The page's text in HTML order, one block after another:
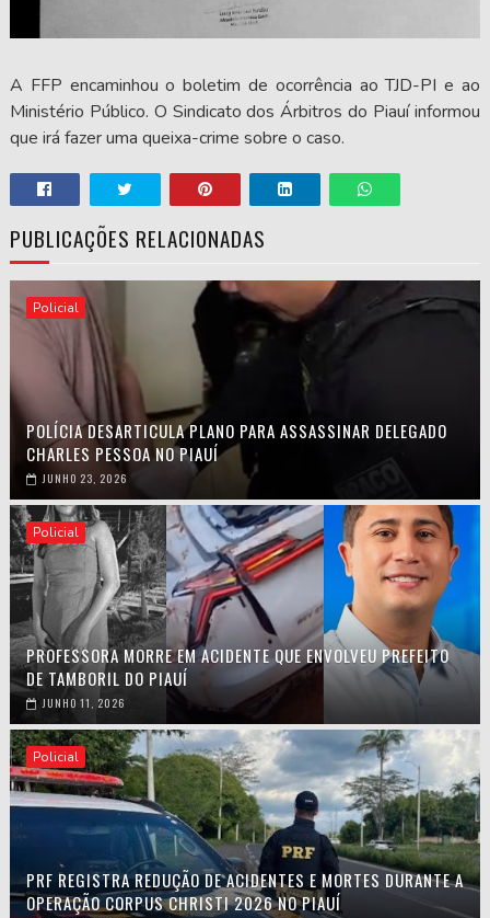
A FFP encaminhou o boletim de ocorrência ao TJD-PI e ao
Ministério Público. O Sindicato dos Árbitros do Piauí informou
que irá fazer uma queixa-crime sobre o caso.
PUBLICAÇÕES RELACIONADAS
Policial
POLÍCIA DESARTICULA PLANO PARA ASSASSINAR DELEGADO
CHARLES PESSOA NO PIAUÍ
JUNHO 23, 2026
Policial
PROFESSORA MORRE EM ACIDENTE QUE ENVOLVEU PREFEITO
DE TAMBORIL DO PIAUÍ
JUNHO 11, 2026
Policial
PRF REGISTRA REDUÇÃO DE ACIDENTES E MORTES DURANTE A
OPERAÇÃO CORPUS CHRISTI 2026 NO PIAUÍ